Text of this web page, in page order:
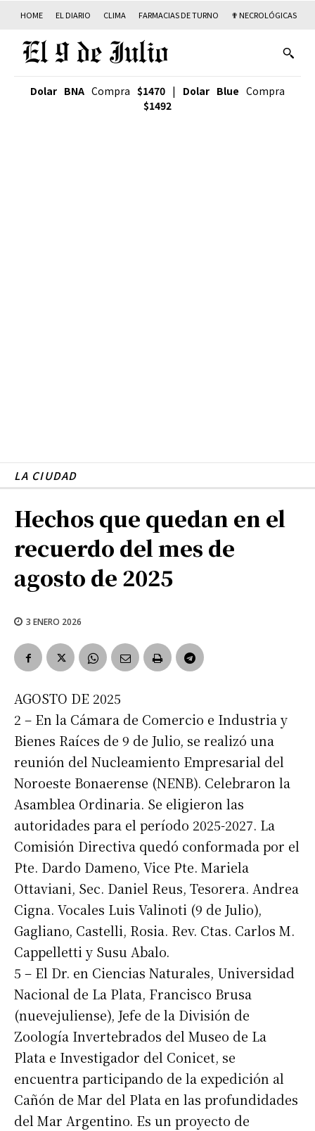
HOME EL DIARIO CLIMA FARMACIAS DE TURNO ✟ NECROLÓGICAS
Dolar BNA Compra $1470 | Dolar Blue Compra
$1492
LA CIUDAD
Hechos que quedan en el
recuerdo del mes de
agosto de 2025
3 ENERO 2026
AGOSTO DE 2025
2 – En la Cámara de Comercio e Industria y
Bienes Raíces de 9 de Julio, se realizó una
reunión del Nucleamiento Empresarial del
Noroeste Bonaerense (NENB). Celebraron la
Asamblea Ordinaria. Se eligieron las
autoridades para el período 2025-2027. La
Comisión Directiva quedó conformada por el
Pte. Dardo Dameno, Vice Pte. Mariela
Ottaviani, Sec. Daniel Reus, Tesorera. Andrea
Cigna. Vocales Luis Valinoti (9 de Julio),
Gagliano, Castelli, Rosia. Rev. Ctas. Carlos M.
Cappelletti y Susu Abalo.
5 – El Dr. en Ciencias Naturales, Universidad
Nacional de La Plata, Francisco Brusa
(nuevejuliense), Jefe de la División de
Zoología Invertebrados del Museo de La
Plata e Investigador del Conicet, se
encuentra participando de la expedición al
Cañón de Mar del Plata en las profundidades
del Mar Argentino. Es un proyecto de